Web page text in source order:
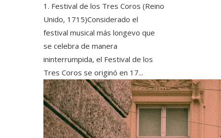
1. Festival de los Tres Coros (Reino
Unido, 1715)Considerado el
festival musical más longevo que
se celebra de manera
ininterrumpida, el Festival de los
Tres Coros se originó en 17...